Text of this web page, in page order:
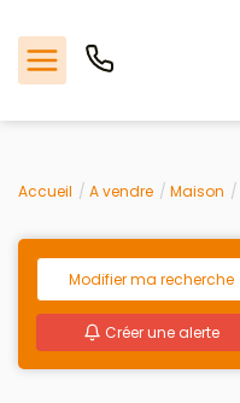
Nos offres
L'agence
Biens vendus
Espace client
Accueil A vendre Maison
Modifier ma recherche
Créer une alerte